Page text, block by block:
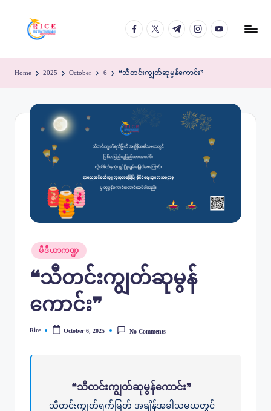
facebook.com
twitter.com
t.me instagram.com
youtube.com
Home 2025 October 6 ❝သီတင်းကျွတ်ဆုမွန်ကောင်း❞
Posted
in
မီဒီယာကဏ္ဍ
❝သီတင်းကျွတ်ဆုမွန်
ကောင်း❞
Posted
Rice October 6, 2025 No Comments
❝သီတင်းကျွတ်ဆုမွန်ကောင်း❞
သီတင်းကျွတ်ရက်မြတ် အချိန်အခါသမယတွင်